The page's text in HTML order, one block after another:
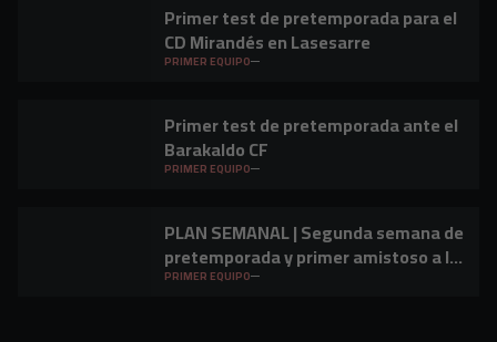
Primer test de pretemporada para el
CD Mirandés en Lasesarre
PRIMER EQUIPO
Primer test de pretemporada ante el
Barakaldo CF
PRIMER EQUIPO
PLAN SEMANAL | Segunda semana de
pretemporada y primer amistoso a la
vista
PRIMER EQUIPO